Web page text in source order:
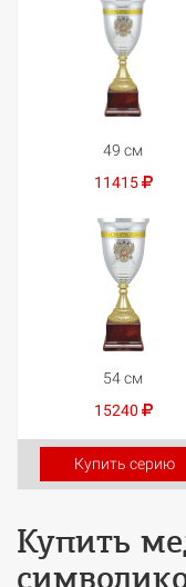
49 см
11415
54 см
15240
Купить серию
Купить